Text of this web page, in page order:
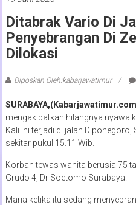
Ditabrak Vario Di
Penyebrangan Di
Dilokasi
Diposkan Oleh:kabarjawatimur
mengakibatkan hilangnya nyawa
Kali ini terjadi di jalan Diponegoro,
sekitar pukul 15.11 Wib.
Korban tewas wanita berusia 75
Grudo 4, Dr Soetomo Surabaya.
Maria ketika itu sedang